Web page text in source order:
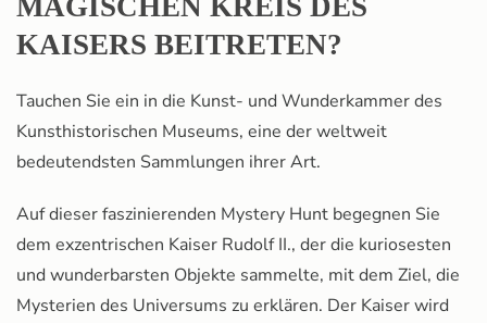
MAGISCHEN KREIS DES
KAISERS BEITRETEN?
Tauchen Sie ein in die Kunst- und Wunderkammer des
Kunsthistorischen Museums, eine der weltweit
bedeutendsten Sammlungen ihrer Art.
Auf dieser faszinierenden Mystery Hunt begegnen Sie
dem exzentrischen Kaiser Rudolf II., der die kuriosesten
und wunderbarsten Objekte sammelte, mit dem Ziel, die
Mysterien des Universums zu erklären. Der Kaiser wird